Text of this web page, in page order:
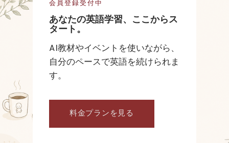
会員登録受付中
あなたの英語学習、ここからス
タート。
AI教材やイベントを使いながら、
自分のペースで英語を続けられま
す。
料金プランを見る